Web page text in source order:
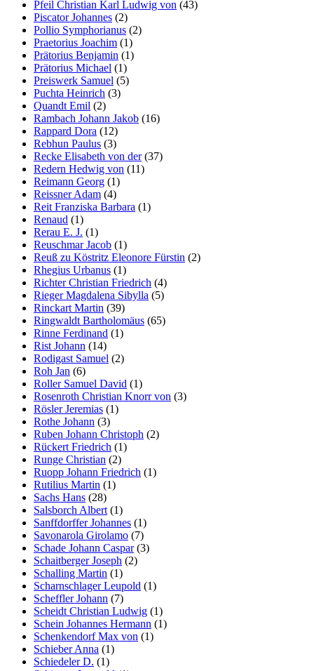
Pfeil Christian Karl Ludwig von (43)
Piscator Johannes (2)
Pollio Symphorianus (2)
Praetorius Joachim (1)
Prätorius Benjamin (1)
Prätorius Michael (1)
Preiswerk Samuel (5)
Puchta Heinrich (3)
Quandt Emil (2)
Rambach Johann Jakob (16)
Rappard Dora (12)
Rebhun Paulus (3)
Recke Elisabeth von der(37)
Redern Hedwig von (11)
Reimann Georg (1)
Reissner Adam (4)
Reit Franziska Barbara (1)
Renaud (1)
Rerau E. J. (1)
Reuschmar Jacob (1)
Reuß zu Köstritz Eleonore Fürstin (2)
Rhegius Urbanus (1)
Richter Christian Friedrich (4)
Rieger Magdalena Sibylla (5)
Rinckart Martin (39)
Ringwaldt Bartholomäus (65)
Rinne Ferdinand (1)
Rist Johann (14)
Rodigast Samuel (2)
Roh Jan (6)
Roller Samuel David (1)
Rosenroth Christian Knorr von (3)
Rösler Jeremias (1)
Rothe Johann (3)
Ruben Johann Christoph (2)
Rückert Friedrich (1)
Runge Christian (2)
Ruopp Johann Friedrich (1)
Rutilius Martin (1)
Sachs Hans (28)
Salsborch Albert(1)
Sanffdorffer Johannes (1)
Savonarola Girolamo (7)
Schade Johann Caspar(3)
Schaitberger Joseph (2)
Schalling Martin (1)
Scharnschlager Leupold (1)
Scheffler Johann (7)
Scheidt Christian Ludwig (1)
Schein Johannes Hermann (1)
Schenkendorf Max von (1)
Schieber Anna (1)
Schiedeler D. (1)